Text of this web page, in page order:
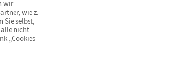
wir
wie z.
Sie selbst,
alle nicht
„Cookies